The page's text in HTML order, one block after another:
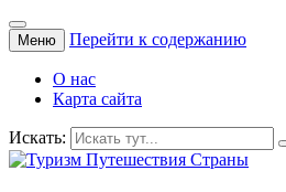
Меню Перейти к содержанию
О нас
Карта сайта
Искать: